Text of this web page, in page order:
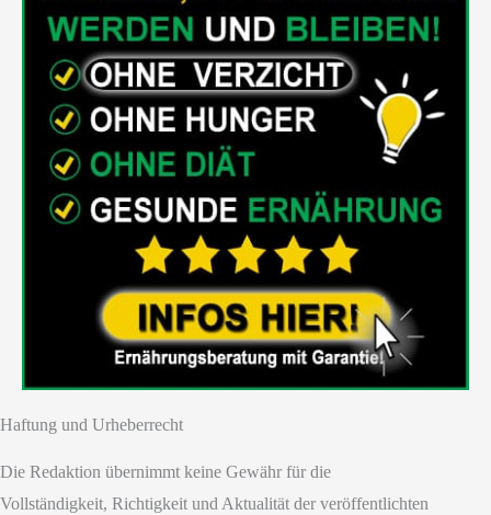
Haftung und Urheberrecht
Die Redaktion übernimmt keine Gewähr für die
Vollständigkeit, Richtigkeit und Aktualität der veröffentlichten